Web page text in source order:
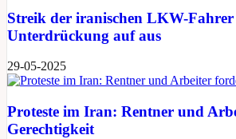
Streik der iranischen LKW-Fahrer
Unterdrückung auf aus
29-05-2025
Proteste im Iran: Rentner und
Gerechtigkeit